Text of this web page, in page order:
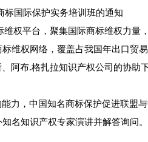
标国际保护实务培训班的通知
权平台，聚集国际商标维权力量
维权网络，覆盖占我国年出口贸
阿布.格扎拉知识产权公司的协
，中国知名商标保护促进联盟
名知识产权专家演讲并解答询问。